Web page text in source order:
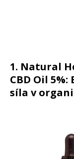
1. Natural
CBD Oil
síla v